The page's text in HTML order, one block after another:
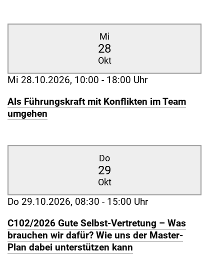
Mi
28
Okt
Mi 28.10.2026, 10:00 - 18:00 Uhr
Als Führungskraft mit Konflikten im Team
umgehen
Do
29
Okt
Do 29.10.2026, 08:30 - 15:00 Uhr
C102/2026 Gute Selbst-Vertretung – Was
brauchen wir dafür? Wie uns der Master-
Plan dabei unterstützen kann